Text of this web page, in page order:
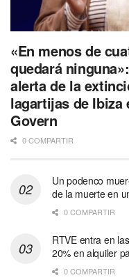
«En menos de
quedará
alerta de la
lagartijas de Ibiza
Govern
0 COMPARTIR
Un podenco
de la muerte en
0 COMPARTIR
RTVE entra en
20% en alquiler
0 COMPARTIR